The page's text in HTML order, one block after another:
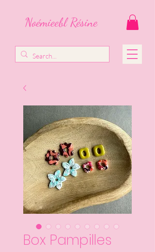
Noémieebl Résine
Box Pampilles